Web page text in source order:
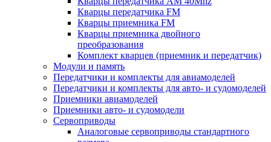
Кварцы передатчика FM
Кварцы приемника FM
Кварцы приемника двойного
преобразования
Комплект кварцев (приемник и передатчик)
Модули и память
Передатчики и комплекты для авиамоделей
Передатчики и комплекты для авто- и судомоделей
Приемники авиамоделей
Приемники авто- и судомодели
Сервоприводы
Аналоговые сервоприводы стандартного